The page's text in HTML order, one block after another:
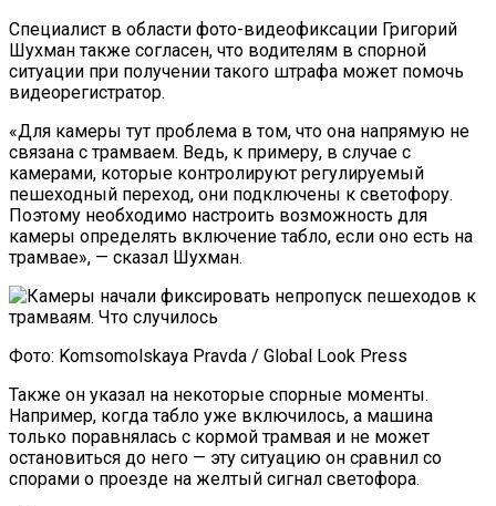
Специалист в области фото-видеофиксации Григорий
Шухман также согласен, что водителям в спорной
ситуации при получении такого штрафа может помочь
видеорегистратор.
«Для камеры тут проблема в том, что она напрямую не
связана с трамваем. Ведь, к примеру, в случае с
камерами, которые контролируют регулируемый
пешеходный переход, они подключены к светофору.
Поэтому необходимо настроить возможность для
камеры определять включение табло, если оно есть на
трамвае», — сказал Шухман.
Фото: Komsomolskaya Pravda / Global Look Press
Также он указал на некоторые спорные моменты.
Например, когда табло уже включилось, а машина
только поравнялась с кормой трамвая и не может
остановиться до него — эту ситуацию он сравнил со
спорами о проезде на желтый сигнал светофора.